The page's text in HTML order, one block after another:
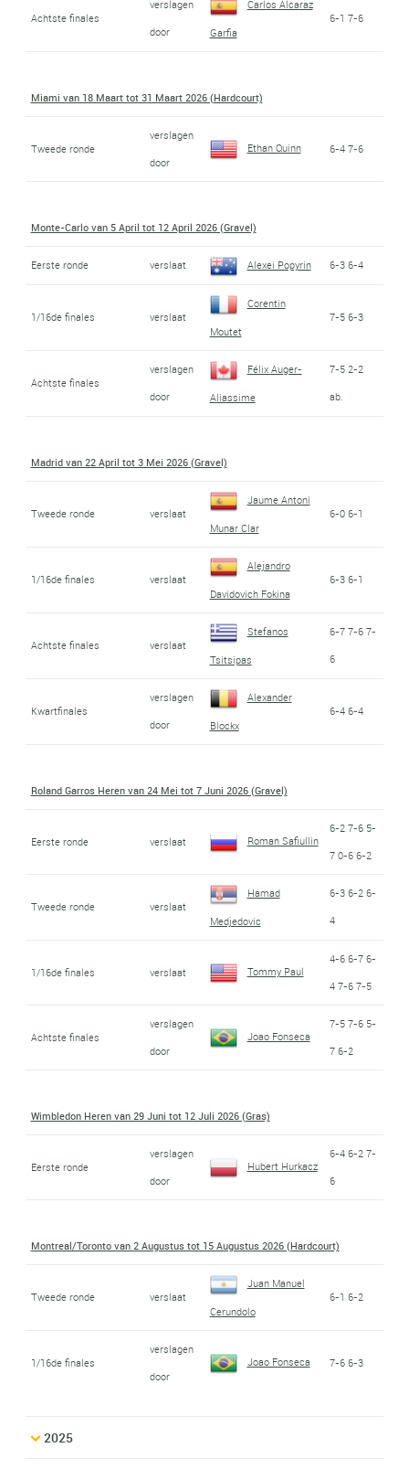
Achtste finales
verslagen
door
Carlos Alcaraz
Garfia
6-1 7-6
Miami van 18 Maart tot 31 Maart 2026 (Hardcourt)
Tweede ronde
verslagen
door
Ethan Quinn 6-4 7-6
Monte-Carlo van 5 April tot 12 April 2026 (Gravel)
Eerste ronde verslaat Alexei Popyrin 6-3 6-4
1/16de finales verslaat
Corentin
Moutet
7-5 6-3
Achtste finales
verslagen
door
Félix Auger-
Aliassime
7-5 2-2
ab.
Madrid van 22 April tot 3 Mei 2026 (Gravel)
Tweede ronde verslaat
Jaume Antoni
Munar Clar
6-0 6-1
1/16de finales verslaat
Alejandro
Davidovich Fokina
6-3 6-1
Achtste finales verslaat
Stefanos
Tsitsipas
6-7 7-6 7-
6
Kwartfinales
verslagen
door
Alexander
Blockx
6-4 6-4
Roland Garros Heren van 24 Mei tot 7 Juni 2026 (Gravel)
Eerste ronde verslaat Roman Safiullin
6-2 7-6 5-
7 0-6 6-2
Tweede ronde verslaat
Hamad
Medjedovic
6-3 6-2 6-
4
1/16de finales verslaat Tommy Paul
4-6 6-7 6-
4 7-6 7-5
Achtste finales
verslagen
door
Joao Fonseca
7-5 7-6 5-
7 6-2
Wimbledon Heren van 29 Juni tot 12 Juli 2026 (Gras)
Eerste ronde
verslagen
door
Hubert Hurkacz
6-4 6-2 7-
6
Montreal/Toronto van 2 Augustus tot 15 Augustus 2026 (Hardcourt)
Tweede ronde verslaat
Juan Manuel
Cerundolo
6-1 6-2
1/16de finales
verslagen
door
Joao Fonseca 7-6 6-3
2025